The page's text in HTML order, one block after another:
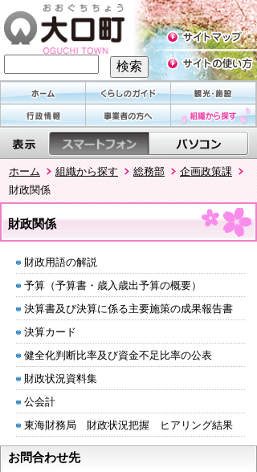
ホーム 組織から探す 総務部
企画政策課
財政関係
財政関係
財政用語の解説
予算（予算書・歳入歳出予算の概要）
決算書及び決算に係る主要施策の成果報告書
決算カード
健全化判断比率及び資金不足比率の公表
財政状況資料集
公会計
東海財務局 財政状況把握 ヒアリング結果
お問合わせ先